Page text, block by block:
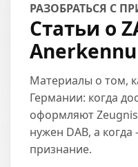
РАЗОБРАТЬСЯ С
Статьи о
Материалы о том,
Германии: когда
оформляют
нужен DAB, а
признание.